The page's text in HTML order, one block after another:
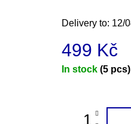
Delivery to: 12/
499 Kč
Measure
In stock (5 pcs)